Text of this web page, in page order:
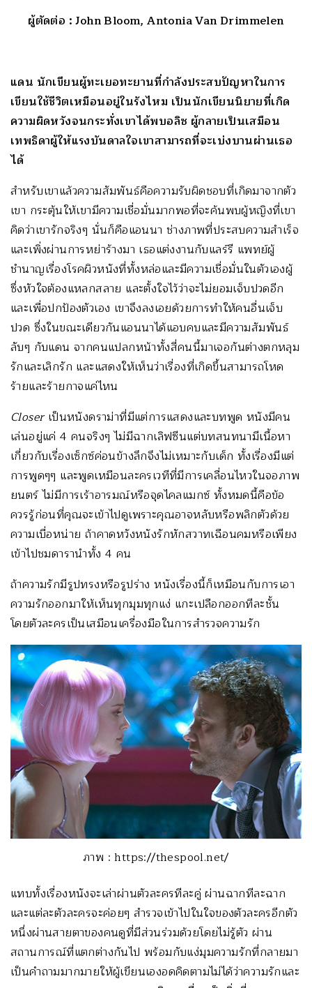
ผู้ตัดต่อ : John Bloom, Antonia Van Drimmelen
แดน นักเขียนผู้ทะเยอทะยานที่กำลังประสบปัญหาในการ
เขียนใช้ชีวิตเหมือนอยู่ในรังไหม เป็นนักเขียนนิยายที่เกิด
ความผิดหวังจนกระทั่งเขาได้พบอลิซ ผู้กลายเป็นเสมือน
เทพธิดาผู้ให้แรงบันดาลใจเขาสามารถที่จะเบ่งบานผ่านเธอ
ได้
สำหรับเขาแล้วความสัมพันธ์คือความรับผิดชอบที่เกิดมาจากตัว
เขา กระตุ้นให้เขามีความเชื่อมั่นมากพอที่จะค้นพบผู้หญิงที่เขา
คิดว่าเขารักจริงๆ นั่นก็คือแอนนา ช่างภาพที่ประสบความสำเร็จ
และเพิ่งผ่านการหย่าร้างมา เธอแต่งงานกับแลร์รี แพทย์ผู้
ชำนาญเรื่องโรคผิวหนังที่ทั้งหล่อและมีความเชื่อมั่นในตัวเองผู้
ซึ่งหัวใจต้องแหลกสลาย และตั้งใจไว้ว่าจะไม่ยอมเจ็บปวดอีก
และเพื่อปกป้องตัวเอง เขาจึงลงเอยด้วยการทำให้คนอื่นเจ็บ
ปวด ซึ่งในขณะเดียวกันแอนนาได้แอบคบและมีความสัมพันธ์
ลับๆ กับแดน จากคนแปลกหน้าทั้งสี่คนนี้มาเจอกันต่างตกหลุม
รักและเลิกรัก และแสดงให้เห็นว่าเรื่องที่เกิดขึ้นสามารถโหด
ร้ายและร้ายกาจแค่ไหน
Closerเป็นหนังดราม่าที่มีแต่การแสดงและบทพูด หนังมีคน
เล่นอยู่แค่ 4 คนจริงๆ ไม่มีฉากเลิฟซีนแต่บทสนทนามีเนื้อหา
เกี่ยวกับเรื่องเซ็กซ์ค่อนข้างลึกจึงไม่เหมาะกับเด็ก ทั้งเรื่องมีแต่
การพูดๆๆ และพูดเหมือนละครเวทีที่มีการเคลื่อนไหวในจอภาพ
ยนตร์ ไม่มีการเร้าอารมณ์หรือจุดไคลแมกซ์ ทั้งหมดนี้คือข้อ
ควรรู้ก่อนที่คุณจะเข้าไปดูเพราะคุณอาจหลับหรือพลิกตัวด้วย
ความเบื่อหน่าย ถ้าคาดหวังหนังรักหักสวาทเฉือนคมหรือเพียง
เข้าไปชมดารานำทั้ง 4 คน
ถ้าความรักมีรูปทรงหรือรูปร่าง หนังเรื่องนี้ก็เหมือนกับการเอา
ความรักออกมาให้เห็นทุกมุมทุกแง่ แกะเปลือกออกทีละชั้น
โดยตัวละครเป็นเสมือนเครื่องมือในการสำรวจความรัก
ภาพ : https://thespool.net/
แทบทั้งเรื่องหนังจะเล่าผ่านตัวละครทีละคู่ ผ่านฉากทีละฉาก
และแต่ละตัวละครจะค่อยๆ สำรวจเข้าไปในใจของตัวละครอีกตัว
หนึ่งผ่านสายตาของคนดูที่มีส่วนร่วมด้วยโดยไม่รู้ตัว ผ่าน
สถานการณ์ที่แตกต่างกันไป พร้อมกับแง่มุมความรักที่กลายมา
เป็นคำถามมากมายให้ผู้เขียนเองอดคิดตามไม่ได้ว่าความรักและ